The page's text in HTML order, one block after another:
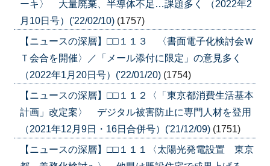
ーキ〉 大量廃棄、半導体不足…課題多く （2022年2
月10日号）('22/02/10) (1757)
【ニュースの深層】□□１１３ 〈書面電子化検討会Ｗ
Ｔ会合を開催〉／「メール添付に限定」の意見多く
（2022年1月20日号）('22/01/20) (1754)
【ニュースの深層】□□１１２〈「東京都消費生活基本
計画」改定案〉 デジタル被害防止に専門人材を登用
（2021年12月9日・16日合併号）('21/12/09) (1751)
【ニュースの深層】□□１１１〈太陽光発電設置 東京